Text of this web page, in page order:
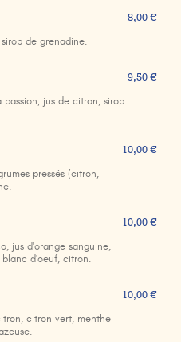
de grenadine.
8,00 €
jus de citron, sirop
9,50 €
pressés (citron,
10,00 €
jus d'orange sanguine,
blanc d'oeuf, citron.
10,00 €
citron vert, menthe
10,00 €